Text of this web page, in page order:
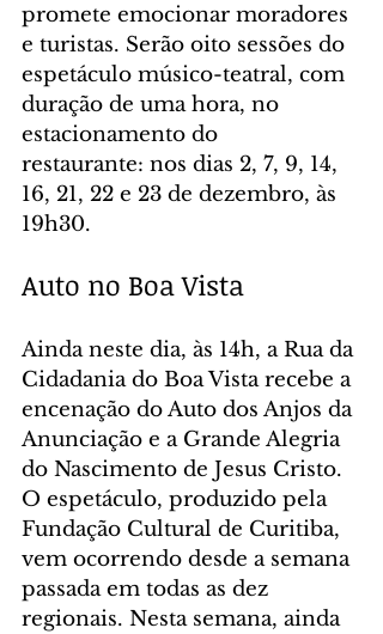
promete emocionar moradores
e turistas. Serão oito sessões do
espetáculo músico-teatral, com
duração de uma hora, no
estacionamento do
restaurante: nos dias 2, 7, 9, 14,
16, 21, 22 e 23 de dezembro, às
19h30.
Auto no Boa Vista
Ainda neste dia, às 14h, a Rua da
Cidadania do Boa Vista recebe a
encenação do Auto dos Anjos da
Anunciação e a Grande Alegria
do Nascimento de Jesus Cristo.
O espetáculo, produzido pela
Fundação Cultural de Curitiba,
vem ocorrendo desde a semana
passada em todas as dez
regionais. Nesta semana, ainda